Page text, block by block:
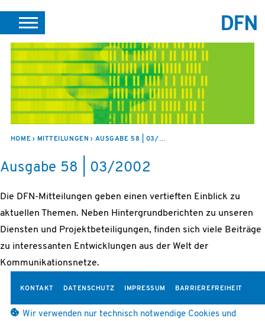
SUPPORT JOBS
VEREIN INTERN
HOME MITTEILUNGEN AUSGABE 58 | 03/2002
Ausgabe 58 | 03/2002
Die DFN-Mitteilungen geben einen vertieften Einblick zu
aktuellen Themen. Neben Hintergrundberichten zu unseren
Diensten und Projektbeteiligungen, finden sich viele Beiträge
zu interessanten Entwicklungen aus der Welt der
Kommunikationsnetze.
KONTAKT DATENSCHUTZ IMPRESSUM BARRIEREFREIHEIT
Wir verwenden nur technisch notwendige Cookies und